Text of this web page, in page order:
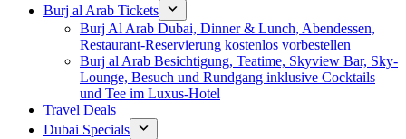
Burj al Arab Tickets
Burj Al Arab Dubai, Dinner & Lunch, Abendessen,
Restaurant-Reservierung kostenlos vorbestellen
Burj al Arab Besichtigung, Teatime, Skyview Bar, Sky-
Lounge, Besuch und Rundgang inklusive Cocktails
und Tee im Luxus-Hotel
Travel Deals
Dubai Specials